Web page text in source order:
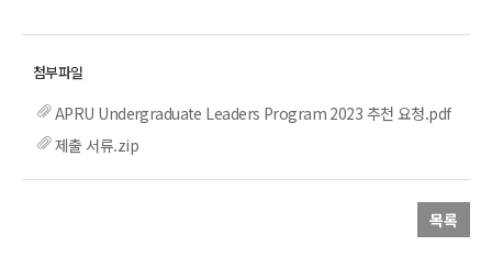
APRU Undergraduate Leaders Program 2023 추천 요청.pdf
제출 서류.zip
목록